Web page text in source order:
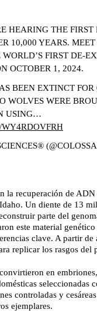
HEARING THE FIRST
10,000 YEARS.
FIRST DE-
OCTOBER 1, 2024.
BEEN EXTINCT FOR
WOLVES WERE
USING…
la recuperación de
Un diente de 13
parte del
este material
clave. A partir de
replicar los rasgos del
en
seleccionadas
controladas y
ejemplares.